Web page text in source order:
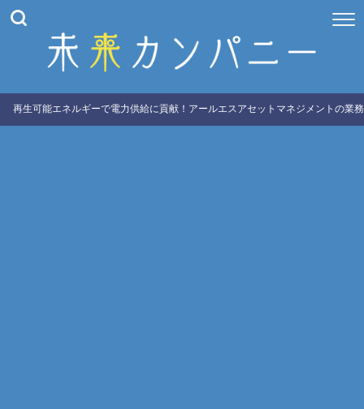
再生可能エネルギーで電力供給に貢献！アールエスアセットマネジメントの業